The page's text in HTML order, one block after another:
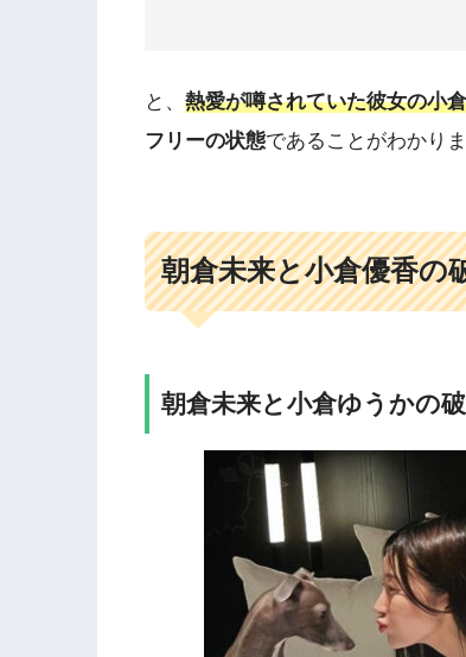
と、 熱愛が噂されていた彼女の小
フリーの状態であることがわかりま
朝倉未来と小倉優香の
朝倉未来と小倉ゆうかの